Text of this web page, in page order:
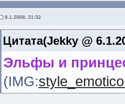
6.1.2008, 21:32
Цитата(Jekky @
Эльфы и
(IMG: